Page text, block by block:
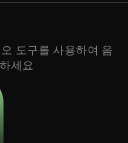
도구를 사용하여 음
세요